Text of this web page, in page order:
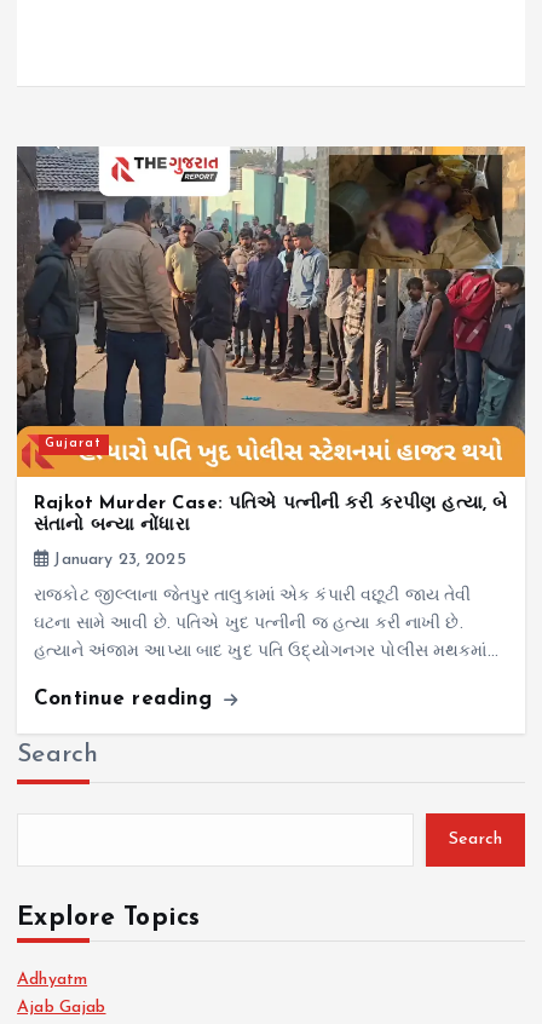
Gujarat
Rajkot Murder Case: પતિએ પત્નીની કરી કરપીણ હત્યા, બે
સંતાનો બન્યા નોંધારા
January 23, 2025
રાજકોટ જીલ્લાના જેતપુર તાલુકામાં એક કંપારી વછૂટી જાય તેવી
ઘટના સામે આવી છે. પતિએ ખુદ પત્નીની જ હત્યા કરી નાખી છે.
હત્યાને અંજામ આપ્યા બાદ ખુદ પતિ ઉદ્યોગનગર પોલીસ મથકમાં…
Continue reading
Search
Search
Explore Topics
Adhyatm
Ajab Gajab